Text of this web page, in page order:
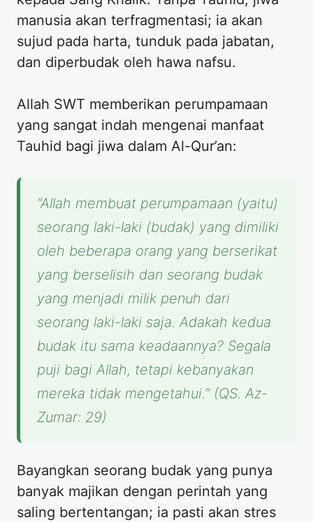
manusia akan terfragmentasi; ia akan
sujud pada harta, tunduk pada jabatan,
dan diperbudak oleh hawa nafsu.
Allah SWT memberikan perumpamaan
yang sangat indah mengenai manfaat
Tauhid bagi jiwa dalam Al-Qur’an:
“Allah membuat perumpamaan (yaitu)
seorang laki-laki (budak) yang dimiliki
oleh beberapa orang yang berserikat
yang berselisih dan seorang budak
yang menjadi milik penuh dari
seorang laki-laki saja. Adakah kedua
budak itu sama keadaannya? Segala
puji bagi Allah, tetapi kebanyakan
mereka tidak mengetahui.” (QS. Az-
Zumar: 29)
Bayangkan seorang budak yang punya
banyak majikan dengan perintah yang
saling bertentangan; ia pasti akan stres